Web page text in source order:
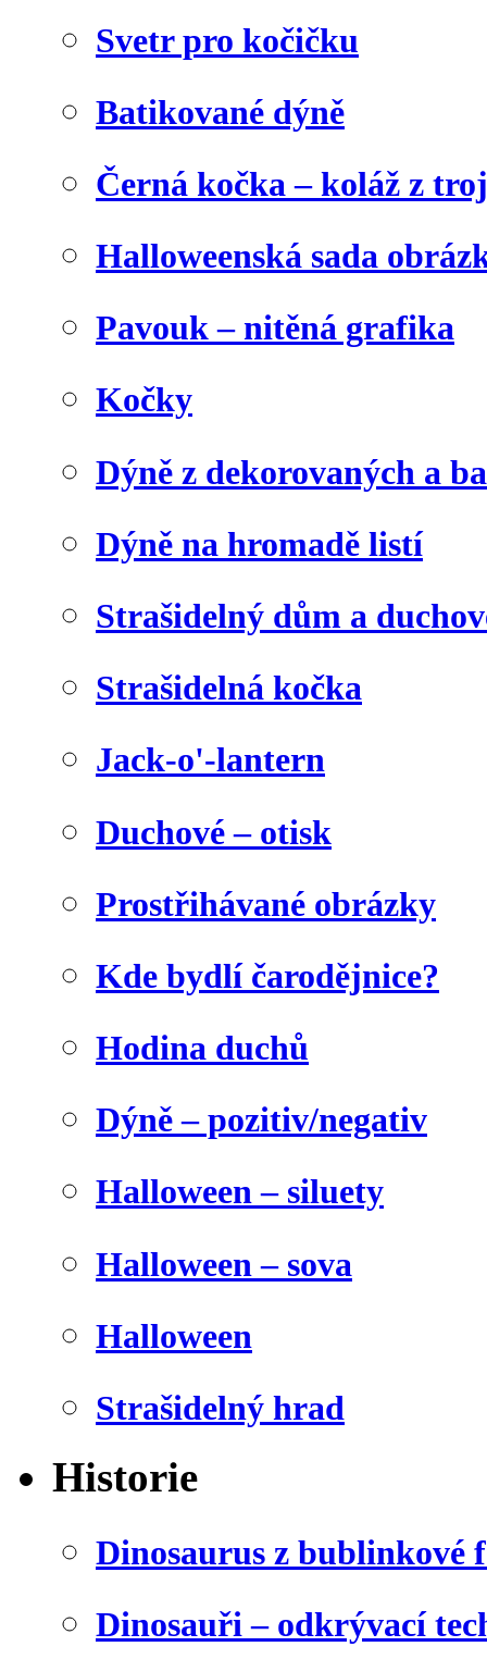
Svetr pro kočičku
Batikované dýně
Černá kočka – koláž z
Halloweenská sada
Pavouk – nitěná grafika
Kočky
Dýně z dekorovaných a
Dýně na hromadě listí
Strašidelný dům a
Strašidelná kočka
Jack-o'-lantern
Duchové – otisk
Prostřihávané obrázky
Kde bydlí čarodějnice?
Hodina duchů
Dýně – pozitiv/negativ
Halloween – siluety
Halloween – sova
Halloween
Strašidelný hrad
Historie
Dinosaurus z bublinkové
Dinosauři – odkrývací